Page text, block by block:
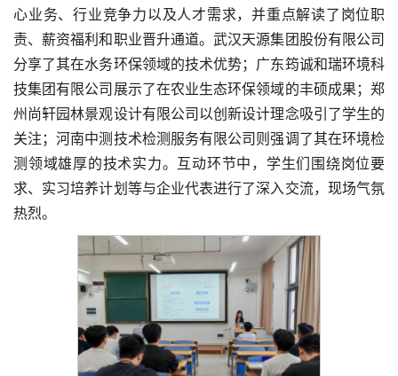
心业务、行业竞争力以及人才需求，并重点解读了岗位职
责、薪资福利和职业晋升通道。武汉天源集团股份有限公司
分享了其在水务环保领域的技术优势；广东筠诚和瑞环境科
技集团有限公司展示了在农业生态环保领域的丰硕成果；郑
州尚轩园林景观设计有限公司以创新设计理念吸引了学生的
关注；河南中测技术检测服务有限公司则强调了其在环境检
测领域雄厚的技术实力。互动环节中，学生们围绕岗位要
求、实习培养计划等与企业代表进行了深入交流，现场气氛
热烈。